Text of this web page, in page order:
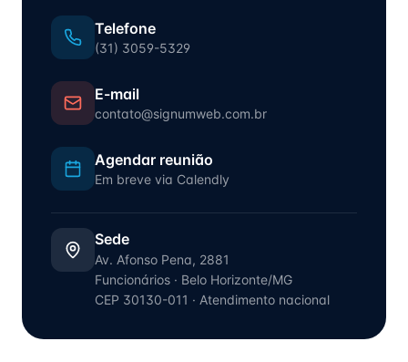
Telefone
(31) 3059-5329
E-mail
contato@signumweb.com.br
Agendar reunião
Em breve via Calendly
Sede
Av. Afonso Pena, 2881
Funcionários · Belo Horizonte/MG
CEP 30130-011 · Atendimento nacional